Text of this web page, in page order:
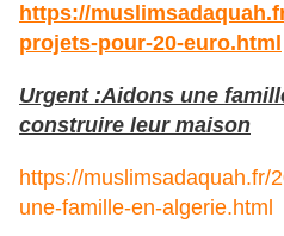
https://
projets-pour-20-euro.html
Urgent :Aidons une
construire leur maison
https://muslimsadaquah.fr/
une-famille-en-algerie.html